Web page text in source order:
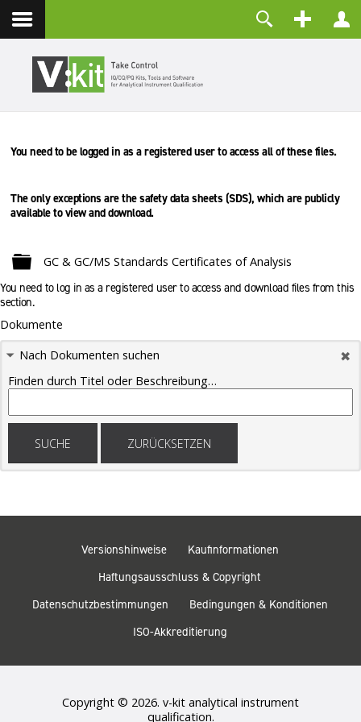
Kontakt
ANMELDEN
Benutzername vergessen?
Registrieren
You need to be logged in as a registered user to access all of these files.
The only exceptions are the safety data sheets (SDS), which arepublicly
available to view and download.
Ordner
GC & GC/MS Standards Certificates of Analysis
You need to log in as a registered user to access and download files from this
section.
Dokumente
Nach Dokumenten suchen
Finden durch Titel oder Beschreibung…
SUCHE ZURÜCKSETZEN
Versionshinweise
Kaufinformationen
Haftungsausschluss & Copyright
Datenschutzbestimmungen
Bedingungen & Konditionen
ISO-Akkreditierung
Copyright © 2026. v-kit analytical instrument
qualification.